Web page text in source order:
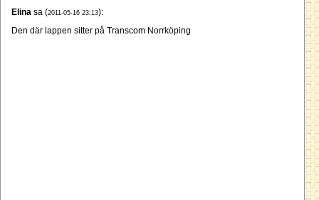
Elina sa (2011-05-16 23:13):
Den där lappen sitter på Transcom Norrköping